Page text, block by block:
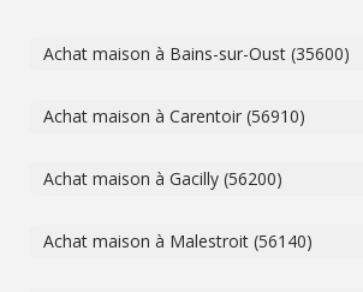
Achat maison à Bains-sur-Oust (35600)
Achat maison à Carentoir (56910)
Achat maison à Gacilly (56200)
Achat maison à Malestroit (56140)